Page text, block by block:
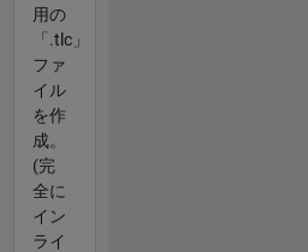
用の
「.tlc」
ファ
イル
を作
成。
(完
全に
イン
ライ